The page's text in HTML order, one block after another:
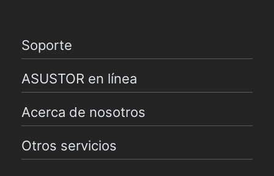
Soporte
ASUSTOR en línea
Acerca de nosotros
Otros servicios